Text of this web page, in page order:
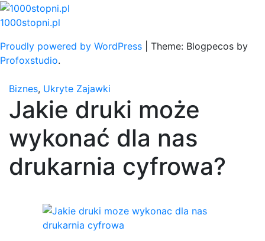
Skip
to
1000stopni.pl
Proudly powered by WordPress
Theme: Blogpecos by
Profoxstudio.
Biznes, Ukryte Zajawki
Jakie druki może
wykonać dla nas
drukarnia cyfrowa?